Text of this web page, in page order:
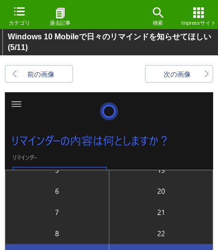
カテゴリ 過去記事 検索 Impressサイト
Windows 10 Mobileで日々のリマインドを知らせてほしい
(5/11)
前の画像 次の画像